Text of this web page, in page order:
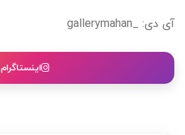
آی دی: _gallerymahan
اینستاگرام